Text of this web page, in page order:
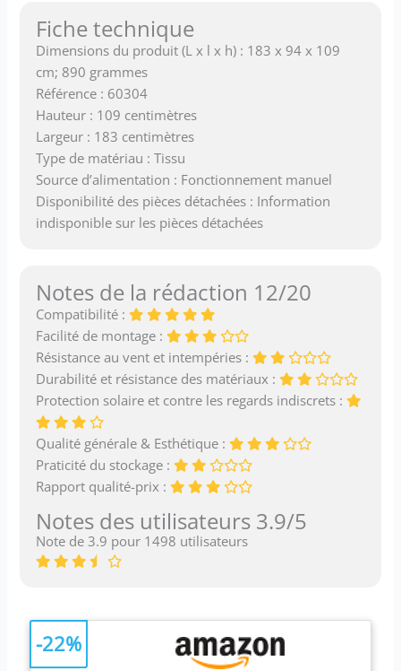
Fiche technique
Dimensions du produit (L x l x h) : 183 x 94 x 109
cm; 890 grammes
Référence : 60304
Hauteur : 109 centimètres
Largeur : 183 centimètres
Type de matériau : Tissu
Source d’alimentation : Fonctionnement manuel
Disponibilité des pièces détachées : Information
indisponible sur les pièces détachées
Notes de la rédaction 12/20
Compatibilité :
Facilité de montage :
Résistance au vent et intempéries :
Durabilité et résistance des matériaux :
Protection solaire et contre les regards indiscrets :
Qualité générale & Esthétique :
Praticité du stockage :
Rapport qualité-prix :
Notes des utilisateurs 3.9/5
Note de 3.9 pour 1498 utilisateurs
-22%